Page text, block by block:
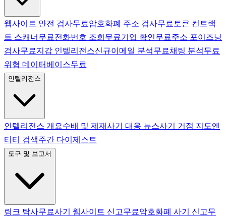
웹사이트 안전 검사무료암호화폐 주소 검사무료 토큰 컨트랙
트 스캐너 무료전화번호 조회 무료기업 확인무료주소 포이즈닝
검사무료지갑 인텔리전스신규이메일 분석무료채팅 분석무료
위협 데이터베이스무료
인텔리전스
인텔리전스 개요수배 및 제재사기 대응 뉴스사기 거점 지도엔
티티 검색주간 다이제스트
도구 및 보고서
링크 탐사무료사기 웹사이트 신고무료암호화폐 사기 신고무